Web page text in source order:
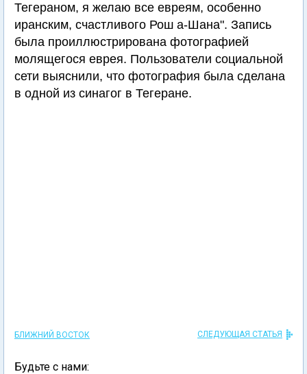
Тегераном, я желаю все евреям, особенно
иранским, счастливого Рош а-Шана". Запись
была проиллюстрирована фотографией
молящегося еврея. Пользователи социальной
сети выяснили, что фотография была сделана
в одной из синагог в Тегеране.
БЛИЖНИЙ ВОСТОК СЛЕДУЮЩАЯ СТАТЬЯ
Будьте с нами: